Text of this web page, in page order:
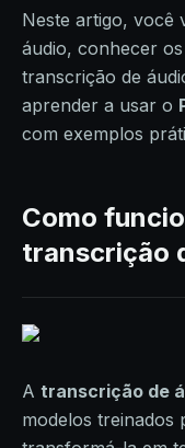
Neste artigo, você
áudio, conhecer
transcrição de
aprender a usar o
com exemplos
Como
transcrição
A transcrição de
modelos treinados